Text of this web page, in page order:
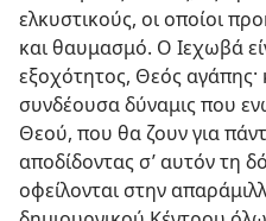
ελκυστικούς, οι οποίοι
και θαυμασμό. Ο Ιεχωβά
εξοχότητος, Θεός αγάπης·
συνδέουσα δύναμις που
Θεού, που θα ζουν για
αποδίδοντας σ’ αυτόν τη
οφείλονται στην